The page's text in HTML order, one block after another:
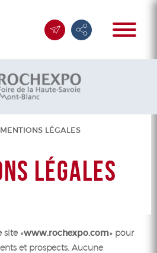
MENTIONS LÉGALES
LÉGALES
site «www.rochexpo.com» pour
et prospects. Aucune